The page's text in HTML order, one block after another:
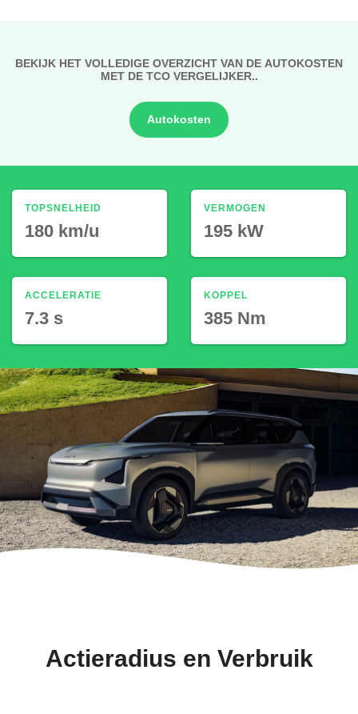
BEKIJK HET VOLLEDIGE OVERZICHT VAN DE AUTOKOSTEN
MET DE TCO VERGELIJKER..
Autokosten
TOPSNELHEID
180 km/u
ACCELERATIE
7.3 s
VERMOGEN
195 kW
KOPPEL
385 Nm
Actieradius en Verbruik